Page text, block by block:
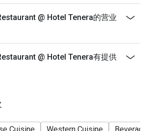
and discount altogether.
is subject to restaurant's discretion.
ask you to wait during peak hour.
reservation code upon arrival.
@ Hotel Tenera的营业
@ Hotel Tenera有提供